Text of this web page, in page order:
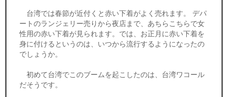
台湾では春節が近付くと赤い下着がよく売れます。 デパ
ートのランジェリー売りから夜店まで、あちらこちらで女
性用の赤い下着が見られます。では、お正月に赤い下着を
身に付けるというのは、いつから流行するようになったの
でしょうか。
初めて台湾でこのブームを起こしたのは、台湾ワコール
だそうです。